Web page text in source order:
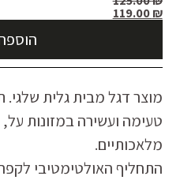
119.00₪
מוצר דגל מבית גלית שלגי.
טעימה ועשירה במזונות
מלאכותיים.
התחליף האולטימטיבי